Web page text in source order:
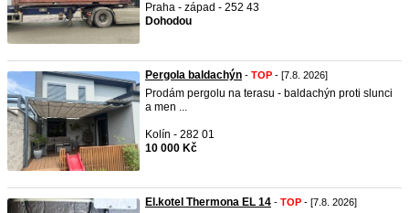
Praha - západ - 252 43
Dohodou
Pergola baldachýn - TOP - [7.8. 2026]
Prodám pergolu na terasu - baldachýn proti slunci
a men ...
Kolín - 282 01
10 000 Kč
El.kotel Thermona EL 14 - TOP - [7.8. 2026]